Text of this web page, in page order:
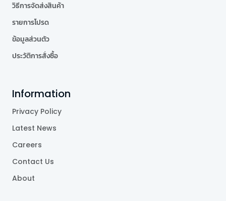
วิธีการจัดส่งสินค้า
รายการโปรด
ข้อมูลส่วนตัว
ประวัติการสั่งซื้อ
Information
Privacy Policy
Latest News
Careers
Contact Us
About